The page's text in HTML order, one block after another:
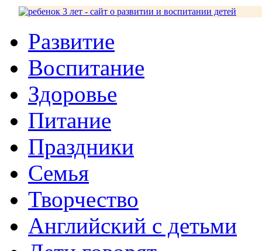
Развитие
Воспитание
Здоровье
Питание
Праздники
Семья
Творчество
Английский с детьми